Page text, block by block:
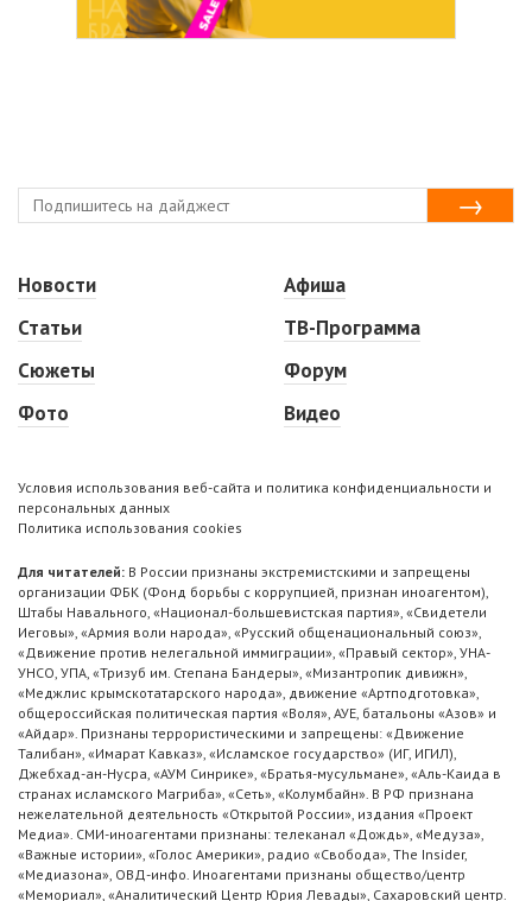
Новости
Статьи
Сюжеты
Фото
Афиша
ТВ-Программа
Форум
Видео
Условия использования веб-сайта и политика конфиденциальности и
персональных данных
Политика использования cookies
Для читателей: В России признаны экстремистскими и запрещены
организации ФБК (Фонд борьбы с коррупцией, признан иноагентом),
Штабы Навального, «Национал-большевистская партия», «Свидетели
Иеговы», «Армия воли народа», «Русский общенациональный союз»,
«Движение против нелегальной иммиграции», «Правый сектор», УНА-
УНСО, УПА, «Тризуб им. Степана Бандеры», «Мизантропик дивижн»,
«Меджлис крымскотатарского народа», движение «Артподготовка»,
общероссийская политическая партия «Воля», АУЕ, батальоны «Азов» и
«Айдар». Признаны террористическими и запрещены: «Движение
Талибан», «Имарат Кавказ», «Исламское государство» (ИГ, ИГИЛ),
Джебхад-ан-Нусра, «АУМ Синрике», «Братья-мусульмане», «Аль-Каида в
странах исламского Магриба», «Сеть», «Колумбайн». В РФ признана
нежелательной деятельность «Открытой России», издания «Проект
Медиа». СМИ-иноагентами признаны: телеканал «Дождь», «Медуза»,
«Важные истории», «Голос Америки», радио «Свобода», The Insider,
«Медиазона», ОВД-инфо. Иноагентами признаны общество/центр
«Мемориал», «Аналитический Центр Юрия Левады», Сахаровский центр.